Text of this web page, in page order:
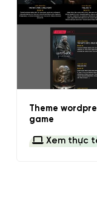
Theme
game
Xem thực